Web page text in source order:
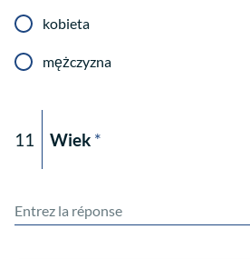
kobieta
mężczyzna
11 Wiek *